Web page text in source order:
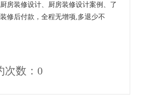
房装修设计、厨房装修设计案例、了
修后付款，全程无增项,多退少不
次数：0